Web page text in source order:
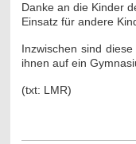
Danke an die Kinder
Einsatz für andere
Inzwischen sind
ihnen auf ein
(txt: LMR)